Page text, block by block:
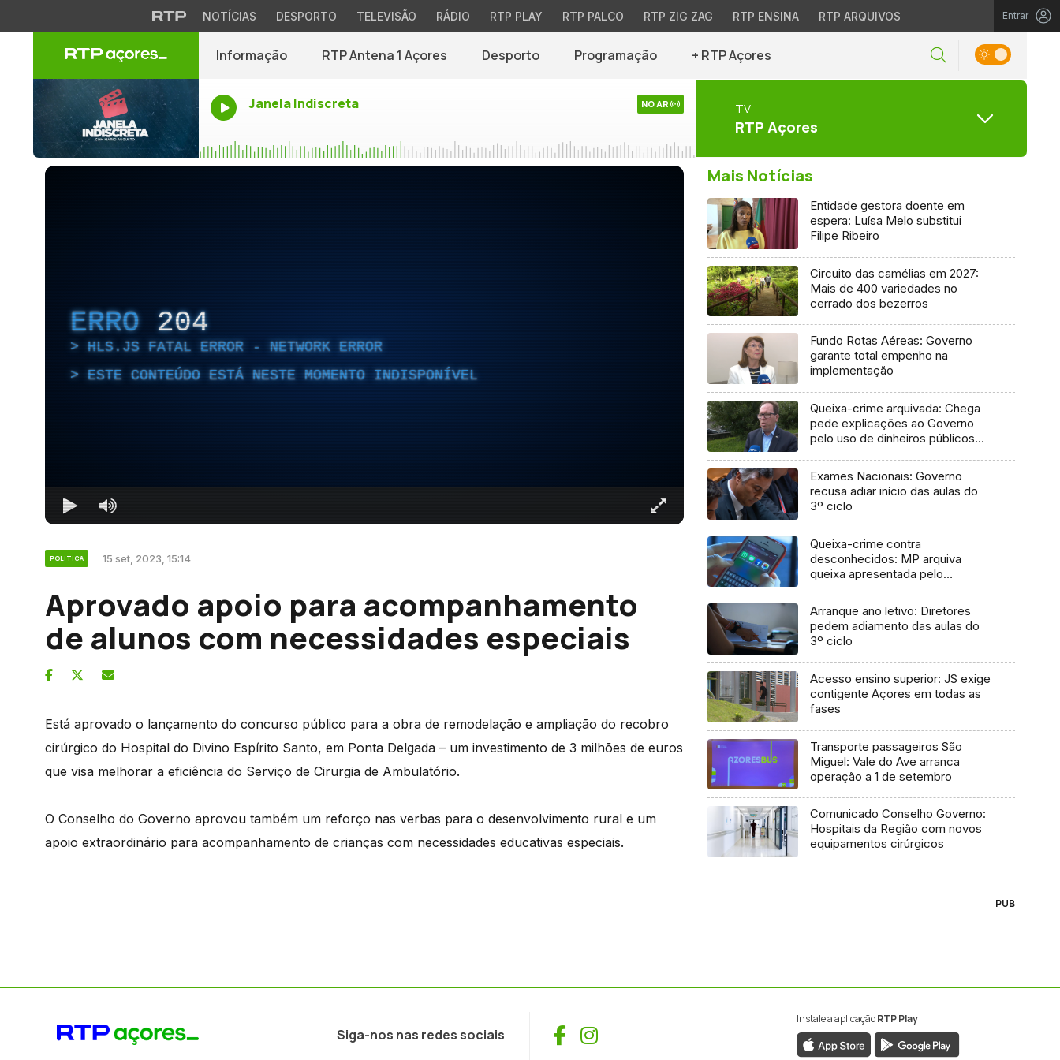
NOTÍCIAS DESPORTO TELEVISÃO RÁDIO RTP PLAY RTP PALCO RTP ZIG ZAG RTP ENSINA RTP ARQUIVOS Entrar
Informação RTP Antena 1 Açores Desporto Programação + RTP Açores
Janela Indiscreta NO AR TV
RTP Açores
ERRO 204
HLS.JS FATAL ERROR - NETWORK ERROR
ESTE CONTEÚDO ESTÁ NESTE MOMENTO INDISPONÍVEL
POLÍTICA 15 set, 2023, 15:14
Aprovado apoio para acompanhamento
de alunos com necessidades especiais
Está aprovado o lançamento do concurso público para a obra de remodelação e ampliação do recobro
cirúrgico do Hospital do Divino Espírito Santo, em Ponta Delgada – um investimento de 3 milhões de euros
que visa melhorar a eficiência do Serviço de Cirurgia de Ambulatório.
O Conselho do Governo aprovou também um reforço nas verbas para o desenvolvimento rural e um
apoio extraordinário para acompanhamento de crianças com necessidades educativas especiais.
Mais Notícias
Entidade gestora doente em
espera: Luísa Melo substitui
Filipe Ribeiro
Circuito das camélias em 2027:
Mais de 400 variedades no
cerrado dos bezerros
Fundo Rotas Aéreas: Governo
garante total empenho na
implementação
Queixa-crime arquivada: Chega
pede explicações ao Governo
pelo uso de dinheiros públicos
Exames Nacionais: Governo
recusa adiar início das aulas do
3º ciclo
Queixa-crime contra
desconhecidos: MP arquiva
queixa apresentada pelo
Arranque ano letivo: Diretores
pedem adiamento das aulas do
3º ciclo
Acesso ensino superior: JS exige
contigente Açores em todas as
fases
Transporte passageiros São
Miguel: Vale do Ave arranca
operação a 1 de setembro
Comunicado Conselho Governo:
Hospitais da Região com novos
equipamentos cirúrgicos
PUB
Siga-nos nas redes sociais Facebook
Instagram
Instale a aplicaçãoRTP Play